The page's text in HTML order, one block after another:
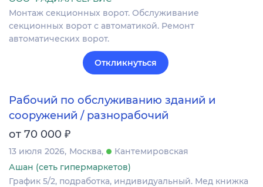
Монтаж секционных ворот. Обслуживание
секционных ворот с автоматикой. Ремонт
автоматических ворот.
Откликнуться
Рабочий по обслуживанию зданий и
сооружений / разнорабочий
от 70 000 ₽
13 июля 2026 Москва
Кантемировская
Ашан (сеть гипермаркетов)
График 5/2, подработка, индивидуальный. Мед книжка